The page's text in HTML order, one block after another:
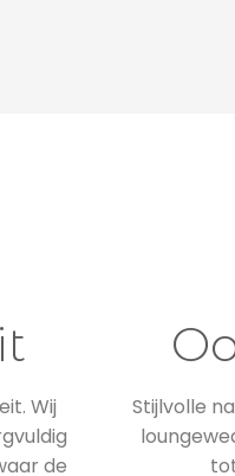
Wij
de
Stijlvolle